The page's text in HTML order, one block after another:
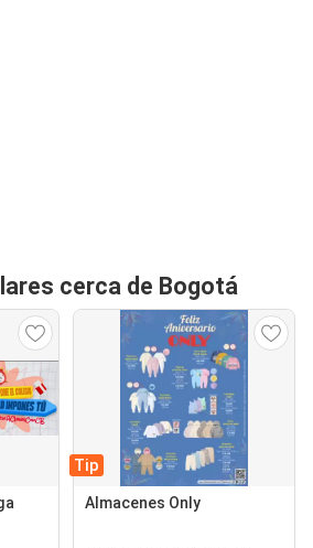
cerca de Bogotá
Tip
Almacenes Only